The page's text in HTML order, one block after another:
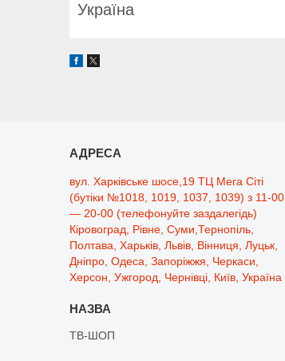
Україна
вул. Харківське шосе,19 ТЦ Мега Сіті
(бутіки №1018, 1019, 1037, 1039) з 11-00
— 20-00 (телефонуйте заздалегідь)
Кіровоград, Рівне, Суми,Тернопіль,
Полтава, Харьків, Львів, Вінниця, Луцьк,
Дніпро, Одеса, Запоріжжя, Черкаси,
Херсон, Ужгород, Чернівці, Київ, Україна
ТВ-ШОП